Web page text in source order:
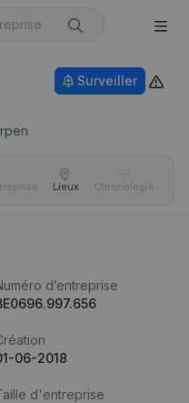
Surveiller
Lieux Chronologie
d’entreprise
06-2018
d'entreprise